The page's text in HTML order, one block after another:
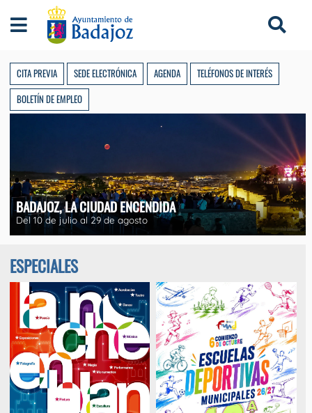
Ayuntamiento de Badajoz
CITA PREVIA SEDE ELECTRÓNICA AGENDA
TELÉFONOS DE INTERÉS
BOLETÍN DE EMPLEO
BADAJOZ, LA CIUDAD ENCENDIDA
Del 10 de julio al 29 de agosto
ESPECIALES